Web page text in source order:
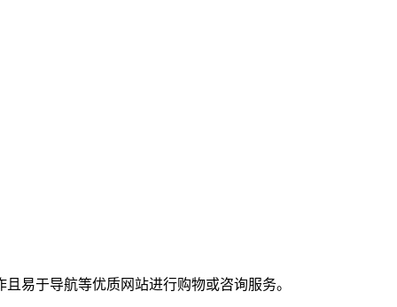
易于导航等优质网站进行购物或咨询服务。